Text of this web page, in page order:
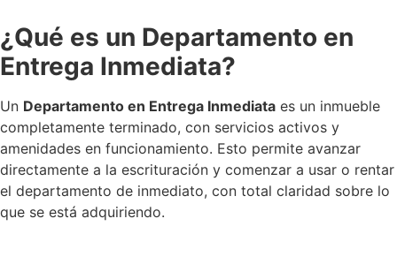
¿Qué es un Departamento en
Entrega Inmediata?
Un Departamento en Entrega Inmediata es un inmueble
completamente terminado, con servicios activos y
amenidades en funcionamiento. Esto permite avanzar
directamente a la escrituración y comenzar a usar o rentar
el departamento de inmediato, con total claridad sobre lo
que se está adquiriendo.